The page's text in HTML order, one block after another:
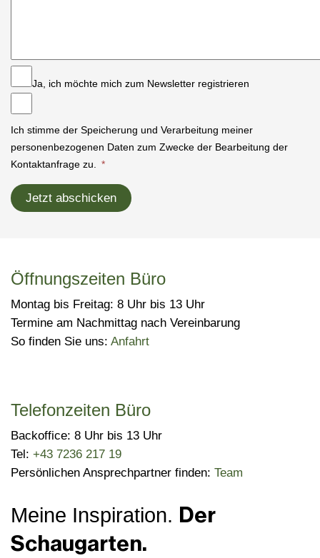
Ja, ich möchte mich zum Newsletter registrieren
Ich stimme der Speicherung und Verarbeitung meiner
personenbezogenen Daten zum Zwecke der Bearbeitung der
Kontaktanfrage zu.
*
Jetzt abschicken
Öffnungszeiten Büro
Montag bis Freitag: 8 Uhr bis 13 Uhr
Termine am Nachmittag nach Vereinbarung
So finden Sie uns: Anfahrt
Telefonzeiten Büro
Backoffice: 8 Uhr bis 13 Uhr
Tel: +43 7236 217 19
Persönlichen Ansprechpartner finden: Team
Meine Inspiration. Der
Schaugarten.